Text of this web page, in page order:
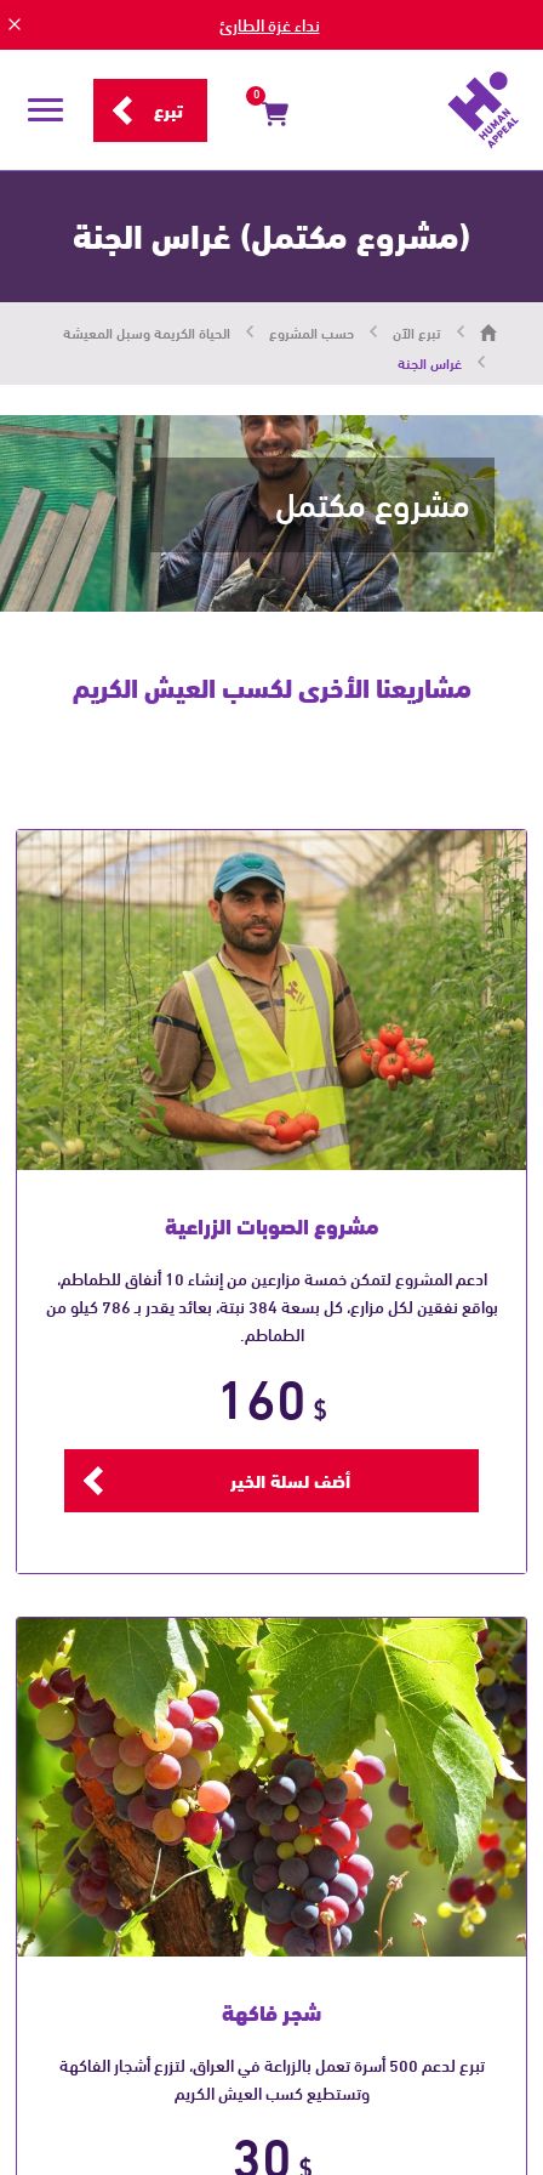
نداء غزة الطارئ
0 تبرع
قائمة
(مشروع مكتمل) غراس الجنة
هيومان
أبيل
حاضرون
من
الإنسان
تبرع الآن حسب المشروع
الحياة الكريمة وسبل المعيشة
غراس الجنة
مشروع مكتمل
مشاريعنا الأخرى لكسب العيش الكريم
مشروع الصوبات الزراعية
ادعم المشروع لتمكن خمسة مزارعين من إنشاء 10 أنفاق للطماطم،
بواقع نفقين لكل مزارع، كل بسعة 384 نبتة، بعائد يقدر بـ 786 كيلو من
الطماطم.
$
160
أضف لسلة الخير
شجر فاكهة
تبرع لدعم 500 أسرة تعمل بالزراعة في العراق، لتزرع أشجار الفاكهة
وتستطيع كسب العيش الكريم
$
30